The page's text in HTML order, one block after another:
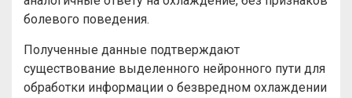
болевого поведения.
Полученные данные подтверждают
существование выделенного нейронного пути для
обработки информации о безвредном охлаждении